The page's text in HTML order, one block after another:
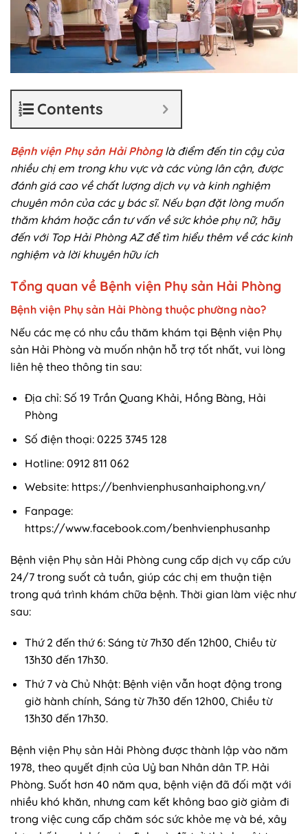
Contents
Bệnh viện Phụ sản Hải Phònglà điểm đến tin cậy của
nhiều chị em trong khu vực và các vùng lân cận, được
đánh giá cao về chất lượng dịch vụ và kinh nghiệm
chuyên môn của các y bác sĩ. Nếu bạn đặt lòng muốn
thăm khám hoặc cần tư vấn về sức khỏe phụ nữ, hãy
đến với Top Hải Phòng AZ để tìm hiểu thêm về các kinh
nghiệm và lời khuyên hữu ích
Tổng quan về Bệnh viện Phụ sản Hải Phòng
Bệnh viện Phụ sản Hải Phòng thuộc phường nào?
Nếu các mẹ có nhu cầu thăm khám tại Bệnh viện Phụ
sản Hải Phòng và muốn nhận hỗ trợ tốt nhất, vui lòng
liên hệ theo thông tin sau:
Địa chỉ: Số 19 Trần Quang Khải, Hồng Bàng, Hải
Phòng
Số điện thoại: 0225 3745 128
Hotline: 0912 811 062
Website: https://benhvienphusanhaiphong.vn/
Fanpage:
https://www.facebook.com/benhvienphusanhp
Bệnh viện Phụ sản Hải Phòng cung cấp dịch vụ cấp cứu
24/7 trong suốt cả tuần, giúp các chị em thuận tiện
trong quá trình khám chữa bệnh. Thời gian làm việc như
sau:
Thứ 2 đến thứ 6: Sáng từ 7h30 đến 12h00, Chiều từ
13h30 đến 17h30.
Thứ 7 và Chủ Nhật: Bệnh viện vẫn hoạt động trong
giờ hành chính, Sáng từ 7h30 đến 12h00, Chiều từ
13h30 đến 17h30.
Bệnh viện Phụ sản Hải Phòng được thành lập vào năm
1978, theo quyết định của Uỷ ban Nhân dân TP. Hải
Phòng. Suốt hơn 40 năm qua, bệnh viện đã đối mặt với
nhiều khó khăn, nhưng cam kết không bao giờ giảm đi
trong việc cung cấp chăm sóc sức khỏe mẹ và bé, xây